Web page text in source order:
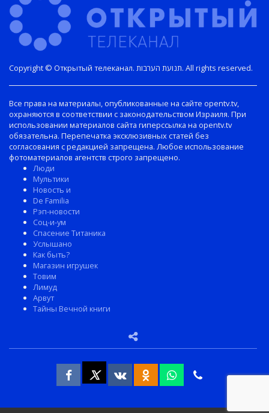
Copyright © Открытый телеканал. תנועת הערבות. All rights reserved.
Все права на материалы, опубликованные на сайте opentv.tv,
охраняются в соответствии с законодательством Израиля. При
использовании материалов сайта гиперссылка на opentv.tv
обязательна. Перепечатка эксклюзивных статей без
согласования с редакцией запрещена. Любое использование
фотоматериалов агентств строго запрещено.
Люди
Мультики
Новость и
De Familia
Рэп-новости
Соц-и-ум
Спасение Титаника
Услышано
Как быть?
Магазин игрушек
Товим
Лимуд
Арвут
Тайны Вечной книги